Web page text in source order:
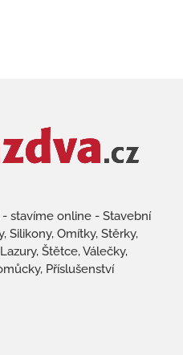
stavíme online - Stavební
Silikony, Omítky, Stěrky,
Štětce, Válečky,
Příslušenství